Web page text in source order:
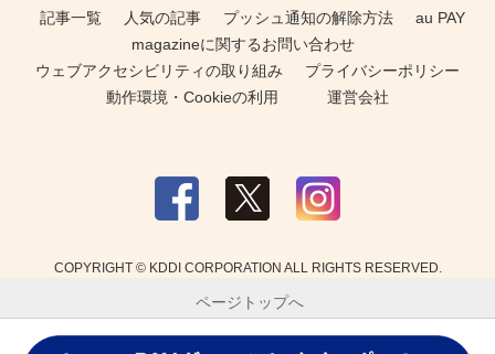
記事一覧 人気の記事 プッシュ通知の解除方法
au PAY
magazineに関するお問い合わせ
ウェブアクセシビリティの取り組み
プライバシーポリシー
動作環境・Cookieの利用
運営会社
COPYRIGHT © KDDI CORPORATION ALL RIGHTS RESERVED.
ページトップへ